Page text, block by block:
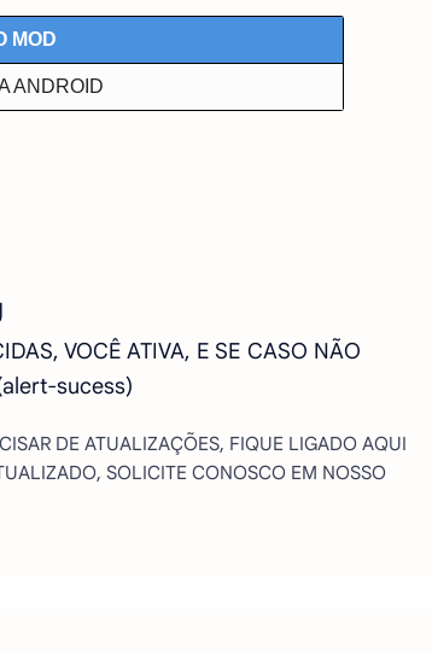
MOD
ANDROID
VOCÊ ATIVA, E SE CASO NÃO
sucess)
DE ATUALIZAÇÕES, FIQUE LIGADO AQUI
SOLICITE CONOSCO EM NOSSO